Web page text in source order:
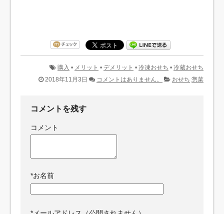
購入 • メリット • デメリット • 冷凍おせち • 冷蔵おせち
2018年11月3日
コメントはありません。 おせち 惣菜
コメントを残す
コメント
*お名前